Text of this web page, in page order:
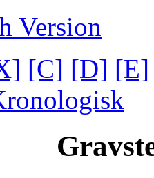
Version
[C] [D] [E]